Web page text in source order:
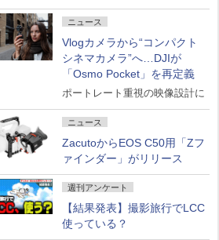
ォーマンスを繰り広げる
ニュース
Vlogカメラから“コンパクト
シネマカメラ”へ…DJIが
「Osmo Pocket」を再定義
ポートレート重視の映像設計に
ニュース
ZacutoからEOS C50用「Zフ
ァインダー」がリリース
週刊アンケート
【結果発表】撮影旅行でLCC
使っている？